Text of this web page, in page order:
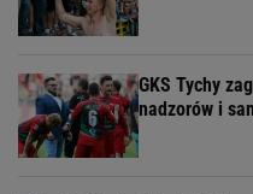
GKS Tychy
nadzorów i